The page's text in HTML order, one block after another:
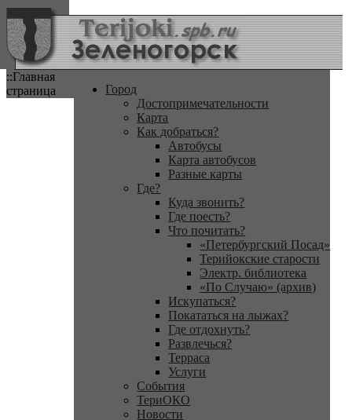
::Главная
страница
Город
Достопримечательности
Карта
Как добраться?
Автобусы
Карта автобусов
Разные карты
Где?
Куда звонить?
Где поесть?
Что почитать?
«Петербургский Посад»
Терийокские старости
Электр. библиотека
«По Случаю» (архив)
Искупаться?
Покататься на лыжах?
Где отдохнуть?
Развлечься?
Терраса
Услуги
События
ТериОКО
Новости